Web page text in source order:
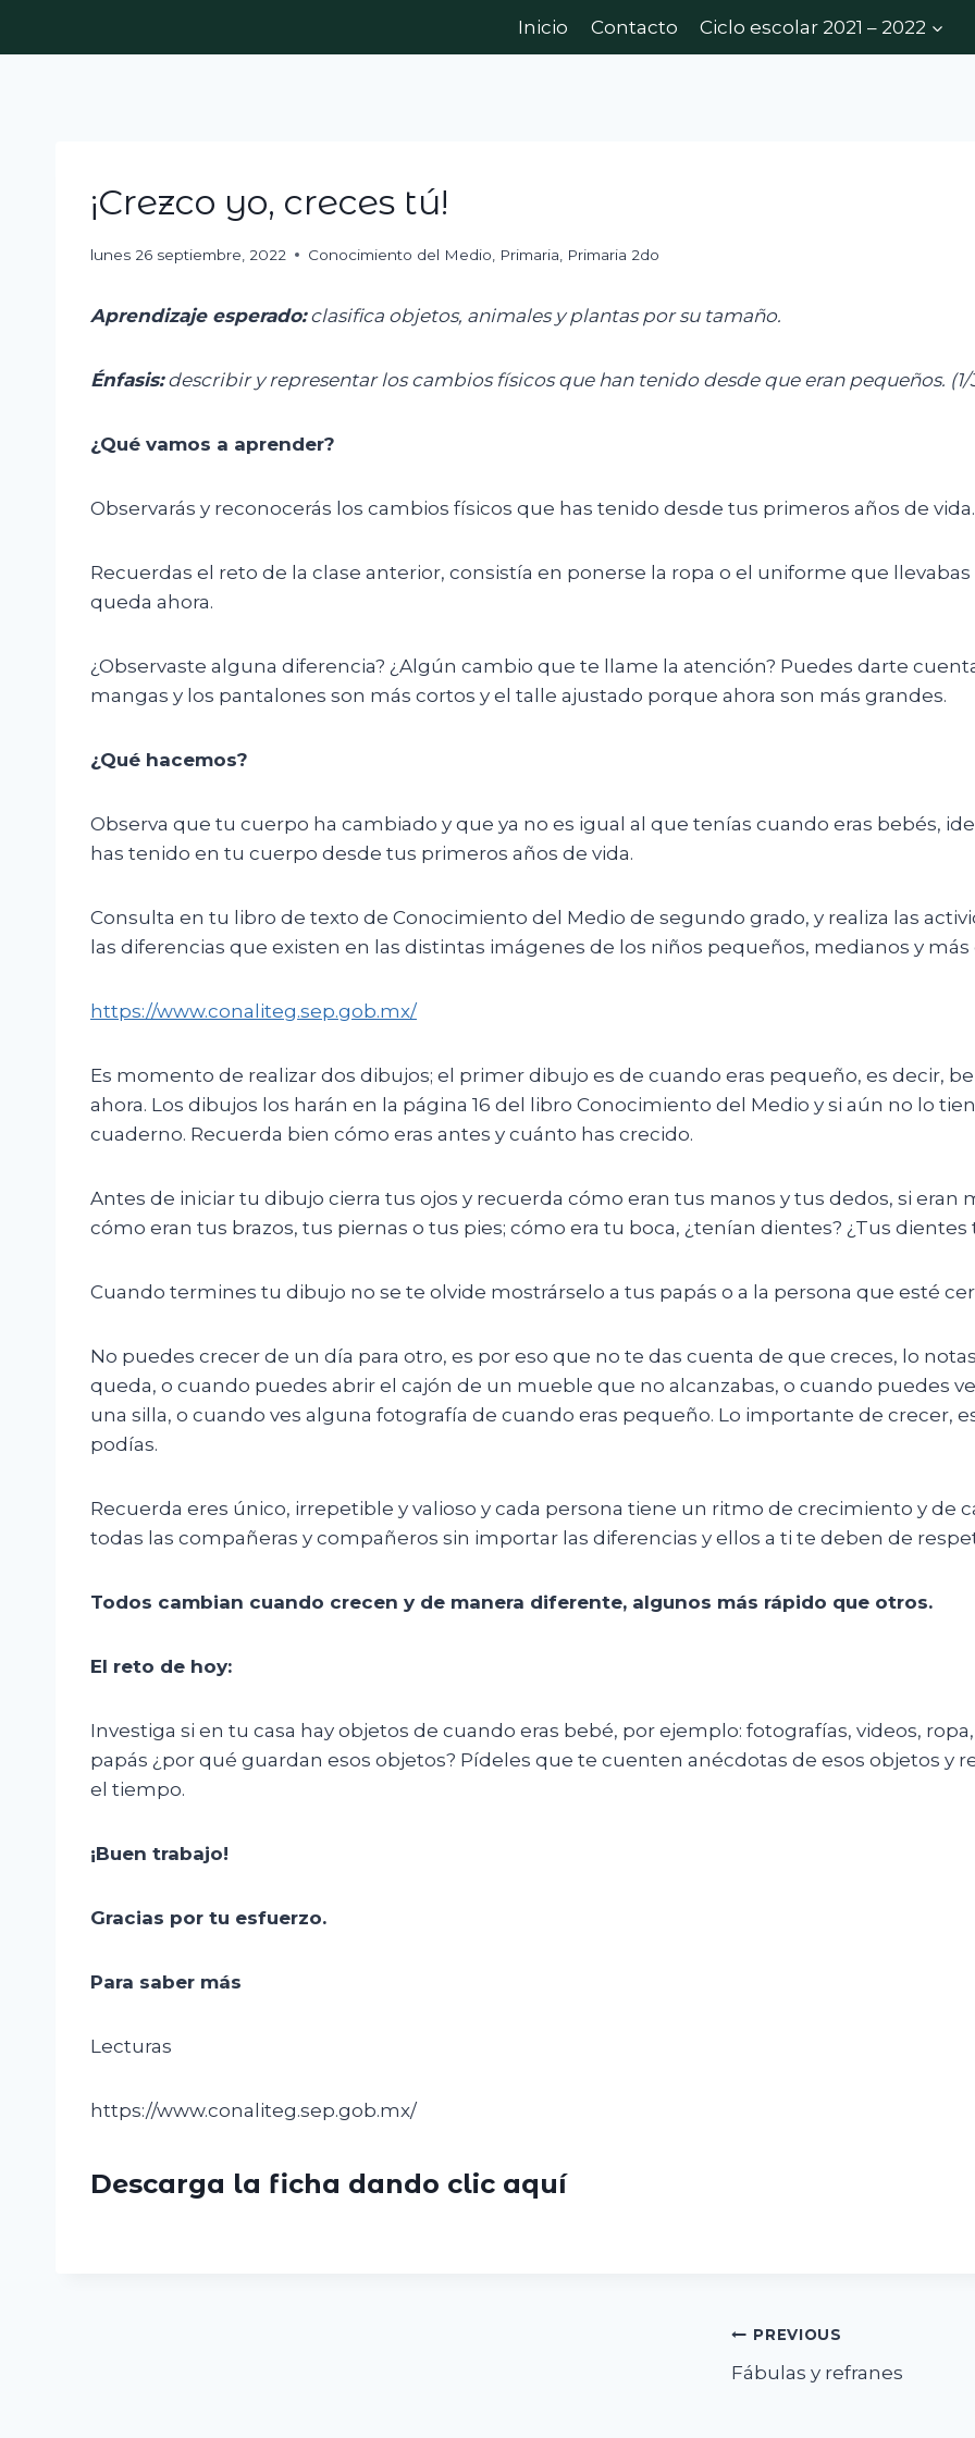
Inicio Contacto Ciclo escolar 2021 – 2022
¡Crezco yo, creces tú!
lunes 26 septiembre, 2022 Conocimiento del Medio Primaria Primaria 2do
Aprendizaje esperado: clasifica objetos, animales y plantas por su tamaño.
Énfasis: describir y representar los cambios físicos que han tenido desde que eran pequeños. (1/
¿Qué vamos a aprender?
Observarás y reconocerás los cambios físicos que has tenido desde tus primeros años de vida.
Recuerdas el reto de la clase anterior, consistía en ponerse la ropa o el uniforme que
queda ahora.
¿Observaste alguna diferencia? ¿Algún cambio que te llame la atención? Puedes darte
mangas y los pantalones son más cortos y el talle ajustado porque ahora son más grandes.
¿Qué hacemos?
Observa que tu cuerpo ha cambiado y que ya no es igual al que tenías cuando eras bebés,
has tenido en tu cuerpo desde tus primeros años de vida.
Consulta en tu libro de texto de Conocimiento del Medio de segundo grado, y realiza las
las diferencias que existen en las distintas imágenes de los niños pequeños, medianos y más
https://www.conaliteg.sep.gob.mx/
Es momento de realizar dos dibujos; el primer dibujo es de cuando eras pequeño, es decir,
ahora. Los dibujos los harán en la página 16 del libro Conocimiento del Medio y si aún no lo
cuaderno. Recuerda bien cómo eras antes y cuánto has crecido.
Antes de iniciar tu dibujo cierra tus ojos y recuerda cómo eran tus manos y tus dedos, si eran
cómo eran tus brazos, tus piernas o tus pies; cómo era tu boca, ¿tenían dientes? ¿Tus
Cuando termines tu dibujo no se te olvide mostrárselo a tus papás o a la persona que esté
No puedes crecer de un día para otro, es por eso que no te das cuenta de que creces, lo
queda, o cuando puedes abrir el cajón de un mueble que no alcanzabas, o cuando puedes
una silla, o cuando ves alguna fotografía de cuando eras pequeño. Lo importante de crecer,
podías.
Recuerda eres único, irrepetible y valioso y cada persona tiene un ritmo de crecimiento y de
todas las compañeras y compañeros sin importar las diferencias y ellos a ti te deben de
Todos cambian cuando crecen y de manera diferente, algunos más rápido que otros.
El reto de hoy:
Investiga si en tu casa hay objetos de cuando eras bebé, por ejemplo: fotografías, videos,
papás ¿por qué guardan esos objetos? Pídeles que te cuenten anécdotas de esos objetos y
el tiempo.
¡Buen trabajo!
Gracias por tu esfuerzo.
Para saber más
Lecturas
https://www.conaliteg.sep.gob.mx/
Descarga la ficha dando clic aquí
PREVIOUS
Fábulas y refranes